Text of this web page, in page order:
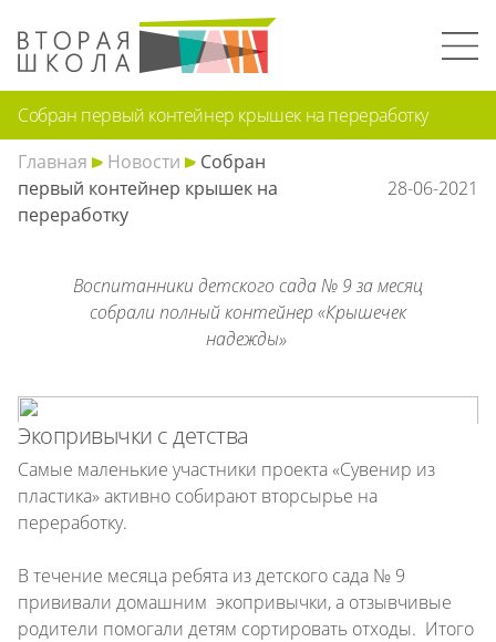
Собран первый контейнер крышек на переработку
Главная
Новости
Собран
первый контейнер крышек на
переработку
28-06-2021
Воспитанники детского сада № 9 за месяц
собрали полный контейнер «Крышечек
надежды»
Экопривычки с детства
Самые маленькие участники проекта «Сувенир из
пластика» активно собирают вторсырье на
переработку.
В течение месяца ребята из детского сада № 9
прививали домашним экопривычки, а отзывчивые
родители помогали детям сортировать отходы. Итого